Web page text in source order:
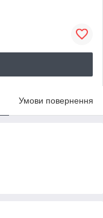
Умови повернення